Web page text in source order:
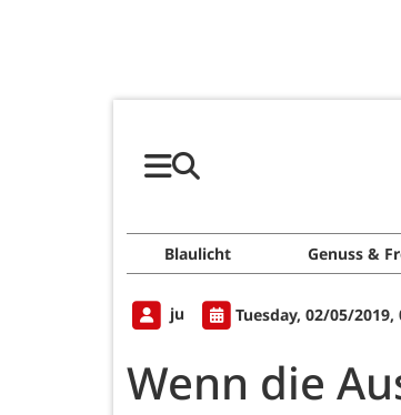
Blaulicht Genuss &
ju Tuesday, 02/05/2019,
Wenn die